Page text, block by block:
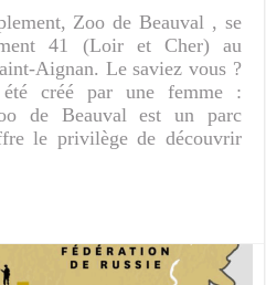
Zoo de Beauval , se
41 (Loir et Cher) au
Aignan. Le saviez vous ?
créé par une femme :
de Beauval est un parc
le privilège de découvrir